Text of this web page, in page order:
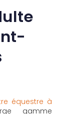
équestre à
gamme